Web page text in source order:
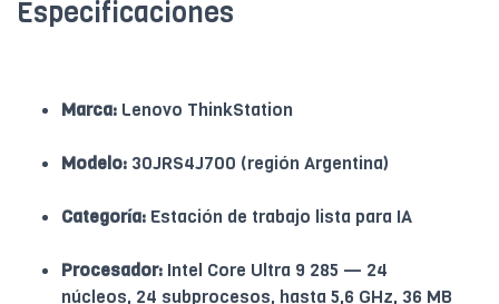
Especificaciones
Marca: Lenovo ThinkStation
Modelo: 30JRS4J700 (región Argentina)
Categoría: Estación de trabajo lista para IA
Procesador: Intel Core Ultra 9 285 — 24
núcleos, 24 subprocesos, hasta 5,6 GHz, 36 MB